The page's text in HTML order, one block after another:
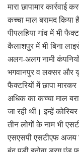
मारा छापामार
कच्चा माल बरामद
पीपलहिया गांव में भी
कैलाशपुर में भी बिना
अलग-अलग नामी कंपनियों
भगवानपुर व लक्सर और
फैक्टरियों में छापा
अधिक का कच्चा माल
जा रही थीं। इन्हें
तीन लोगों के नाम भी
एसएसपी एसटीएफ अजय